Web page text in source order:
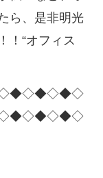
ら、是非明光
！“オフィス